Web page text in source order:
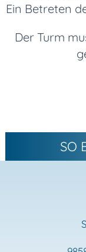
Ein Betreten
Der Turm
SO